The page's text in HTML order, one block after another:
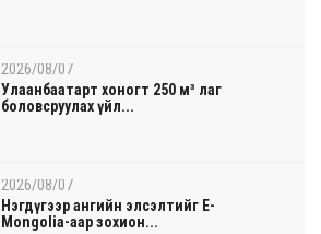
2026/08/07
Улаанбаатарт хоногт 250 м³ лаг
боловсруулах үйл...
2026/08/07
Нэгдүгээр ангийн элсэлтийг E-
Mongolia-аар зохион...